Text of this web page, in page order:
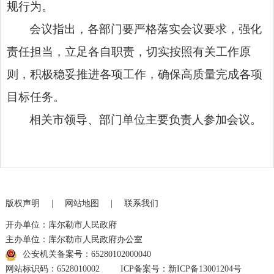
规行为。
会议指出，各部门要严格落实会议要求，强化
责任担当，立足各自职责，切实按照有关工作原
则，积极稳妥推进各项工作，确保高质量完成各项
目标任务。
相关市领导、部门单位主要负责人参加会议。
版权声明 | 网站地图 | 联系我们
开办单位：库尔勒市人民政府
主办单位：库尔勒市人民政府办公室
公安机关备案号：65280102000040
网站标识码：6528010002
ICP备案号：新ICP备13001204号